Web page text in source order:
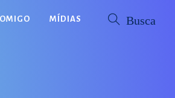
MÍDIAS